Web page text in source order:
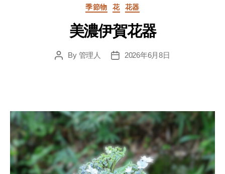
Categories
季節物 花 花器
美濃伊賀花器
PostBy 管理人
Post2026年6月8日